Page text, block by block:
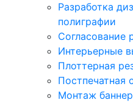
Разработка
полиграфии
Согласование
Интерьерные
Плоттерная
Постпечатная
Монтаж